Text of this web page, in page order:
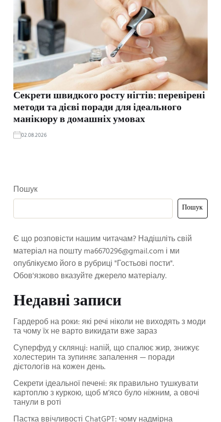
Секрети швидкого росту нігтів: перевірені
методи та дієві поради для ідеального
манікюру в домашніх умовах
02.08.2026
Пошук
Пошук
Є що розповісти нашим читачам? Надішліть свій
матеріал на поштуma6670296@gmail.com і ми
опублікуємо його в рубриці "Гостьові пости".
Обов'язково вказуйте джерело матеріалу.
Недавні записи
Гардероб на роки: які речі ніколи не виходять з моди
та чому їх не варто викидати вже зараз
Суперфуд у склянці: напій, що спалює жир, знижує
холестерин та зупиняє запалення — поради
дієтологів на кожен день.
Секрети ідеальної печені: як правильно тушкувати
картоплю з куркою, щоб м’ясо було ніжним, а овочі
танули в роті